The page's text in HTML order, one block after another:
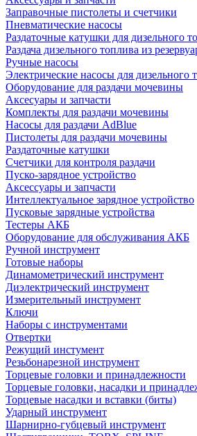
Заправочные пистолеты и счетчики
Пневматические насосы
Раздаточные катушки для дизельного
Раздача дизельного топлива из
Ручные насосы
Электрические насосы для дизельного
Оборудование для раздачи мочевины
Аксесуары и запчасти
Комплекты для раздачи мочевины
Насосы для раздачи AdBlue
Пистолеты для раздачи мочевины
Раздаточные катушки
Счетчики для контроля раздачи
Пуско-зарядное устройство
Аксессуары и запчасти
Интеллектуальное зарядное устройство
Пусковые зарядные устройства
Тестеры АКБ
Оборудование для обслуживания АКБ
Ручной инструмент
Готовые наборы
Динамометрический инструмент
Диэлектрический инструмент
Измерительный инструмент
Ключи
Наборы с инструментами
Отвертки
Режущий инстумент
Резьбонарезной инструмент
Торцевые головки и принадлежности
Торцевые головки, насадки и
Торцевые насадки и вставки (биты)
Ударный инструмент
Шарнирно-губцевый инструмент